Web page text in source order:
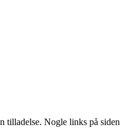
tilladelse. Nogle links på siden